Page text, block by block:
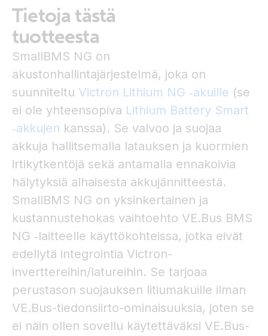
Tietoja tästä
tuotteesta
SmallBMS NG on
akustonhallintajärjestelmä, joka on
suunniteltu Victron Lithium NG ‑akuille (se
ei ole yhteensopiva Lithium Battery Smart
‑akkujen kanssa). Se valvoo ja suojaa
akkuja hallitsemalla latauksen ja kuormien
irtikytkentöjä sekä antamalla ennakoivia
hälytyksiä alhaisesta akkujännitteestä.
SmallBMS NG on yksinkertainen ja
kustannustehokas vaihtoehto VE.Bus BMS
NG ‑laitteelle käyttökohteissa, jotka eivät
edellytä integrointia Victron-
inverttereihin/latureihin. Se tarjoaa
perustason suojauksen litiumakuille ilman
VE.Bus-tiedonsiirto-ominaisuuksia, joten se
ei näin ollen sovellu käytettäväksi VE.Bus-